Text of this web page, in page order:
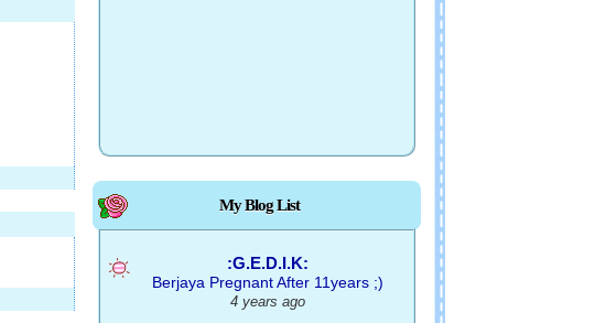
My Blog List
:G.E.D.I.K:
Berjaya Pregnant After 11years ;)
4 years ago